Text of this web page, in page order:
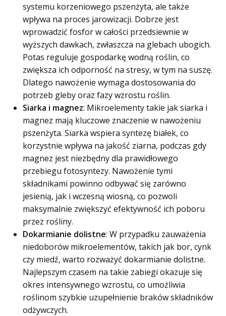
systemu korzeniowego pszenżyta, ale także
wpływa na proces jarowizacji. Dobrze jest
wprowadzić fosfor w całości przedsiewnie w
wyższych dawkach, zwłaszcza na glebach ubogich.
Potas reguluje gospodarkę wodną roślin, co
zwiększa ich odporność na stresy, w tym na suszę.
Dlatego nawożenie wymaga dostosowania do
potrzeb gleby oraz fazy wzrostu roślin.
Siarka i magnez: Mikroelementy takie jak siarka i
magnez mają kluczowe znaczenie w nawożeniu
pszenżyta. Siarka wspiera syntezę białek, co
korzystnie wpływa na jakość ziarna, podczas gdy
magnez jest niezbędny dla prawidłowego
przebiegu fotosyntezy. Nawożenie tymi
składnikami powinno odbywać się zarówno
jesienią, jak i wczesną wiosną, co pozwoli
maksymalnie zwiększyć efektywność ich poboru
przez rośliny.
Dokarmianie dolistne: W przypadku zauważenia
niedoborów mikroelementów, takich jak bor, cynk
czy miedź, warto rozważyć dokarmianie dolistne.
Najlepszym czasem na takie zabiegi okazuje się
okres intensywnego wzrostu, co umożliwia
roślinom szybkie uzupełnienie braków składników
odżywczych.